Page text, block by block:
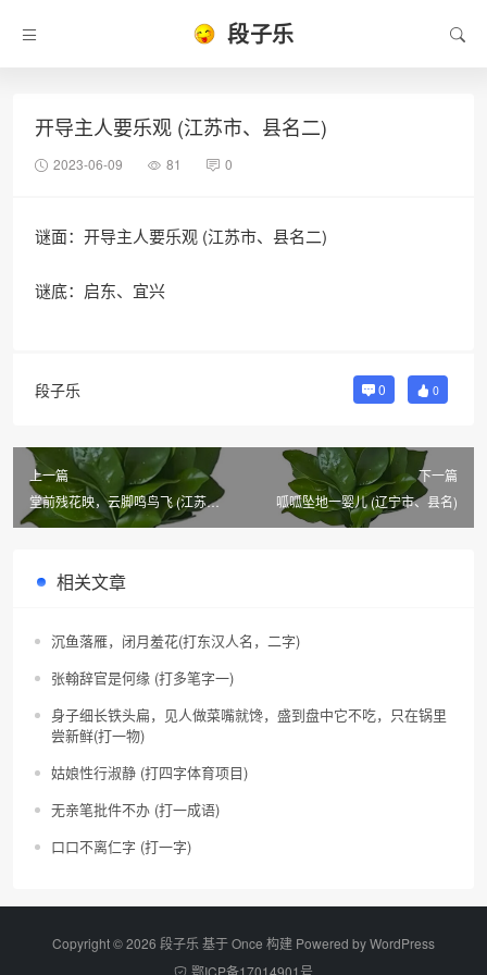
段子乐
开导主人要乐观 (江苏市、县名二)
2023-06-09 81 0
谜面：开导主人要乐观 (江苏市、县名二)
谜底：启东、宜兴
段子乐 0 0
上一篇
堂前残花映，云脚鸣鸟飞 (江苏
市、县名)
下一篇
呱呱坠地一婴儿 (辽宁市、县名)
相关文章
沉鱼落雁，闭月羞花(打东汉人名，二字)
张翰辞官是何缘 (打多笔字一)
身子细长铁头扁，见人做菜嘴就馋，盛到盘中它不吃，只在锅里
尝新鲜(打一物)
姑娘性行淑静 (打四字体育项目)
无亲笔批件不办 (打一成语)
口口不离仁字 (打一字)
Copyright © 2026 段子乐 基于 Once 构建 Powered byWordPress
鄂ICP备17014901号